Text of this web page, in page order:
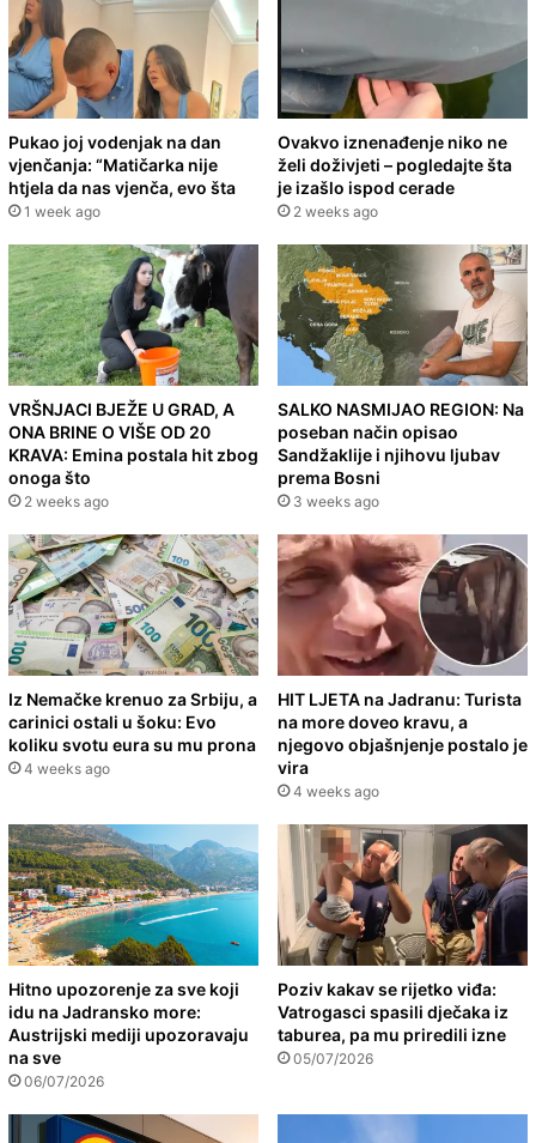
Pukao joj vodenjak na dan
vjenčanja: “Matičarka nije
htjela da nas vjenča, evo šta
1 week ago
Ovakvo iznenađenje niko ne
želi doživjeti – pogledajte šta
je izašlo ispod cerade
2 weeks ago
VRŠNJACI BJEŽE U GRAD, A
ONA BRINE O VIŠE OD 20
KRAVA: Emina postala hit zbog
onoga što
2 weeks ago
SALKO NASMIJAO REGION: Na
poseban način opisao
Sandžaklije i njihovu ljubav
prema Bosni
3 weeks ago
Iz Nemačke krenuo za Srbiju, a
carinici ostali u šoku: Evo
koliku svotu eura su mu prona
4 weeks ago
HIT LJETA na Jadranu: Turista
na more doveo kravu, a
njegovo objašnjenje postalo je
vira
4 weeks ago
Hitno upozorenje za sve koji
idu na Jadransko more:
Austrijski mediji upozoravaju
na sve
06/07/2026
Poziv kakav se rijetko viđa:
Vatrogasci spasili dječaka iz
taburea, pa mu priredili izne
05/07/2026